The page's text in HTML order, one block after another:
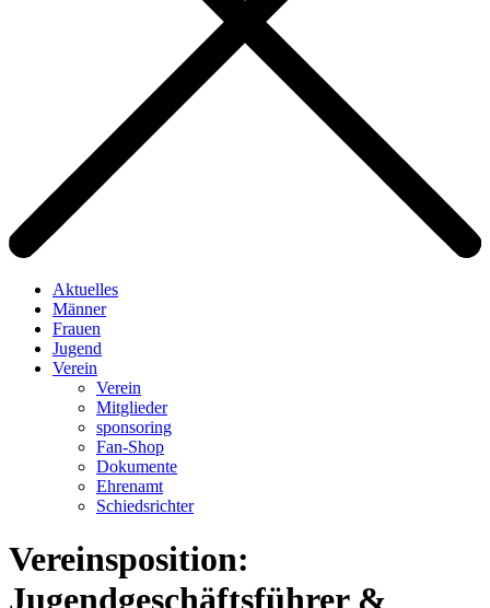
Aktuelles
Männer
Frauen
Jugend
Verein
Verein
Mitglieder
sponsoring
Fan-Shop
Dokumente
Ehrenamt
Schiedsrichter
Vereinsposition:
Jugendgeschäftsführer &